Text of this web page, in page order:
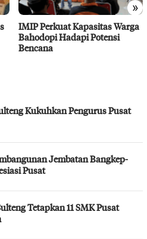
»
IMIP Perkuat Kapasitas Warga
Bahodopi Hadapi Potensi
Bencana
Kukuhkan Pengurus Pusat
Jembatan Bangkep-
Pusat
Tetapkan 11 SMK Pusat